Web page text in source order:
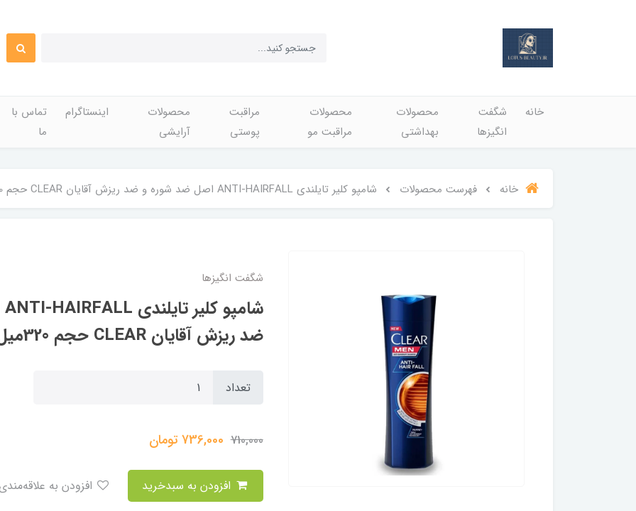
خانه
شگفت
انگيزها
محصولات
بهداشتي
محصولات
مراقبت مو
مراقبت
پوستی
محصولات
آرایشی
اینستاگرام
تماس با
ما
خانه فهرست محصولات شامپو کلیر تایلندی ANTI-HAIRFALL اصل ضد شوره و ضد ریزش آقایان CLEAR حجم 320میل
شگفت انگيزها
ضد ریزش آقایان CLEAR حجم 320میل
تعداد
710,000
736,000تومان